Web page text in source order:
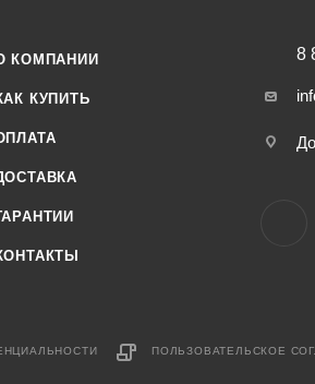
КОМПАНИИ
КУПИТЬ
8
ПОЛЬЗОВАТЕЛЬСКОЕ